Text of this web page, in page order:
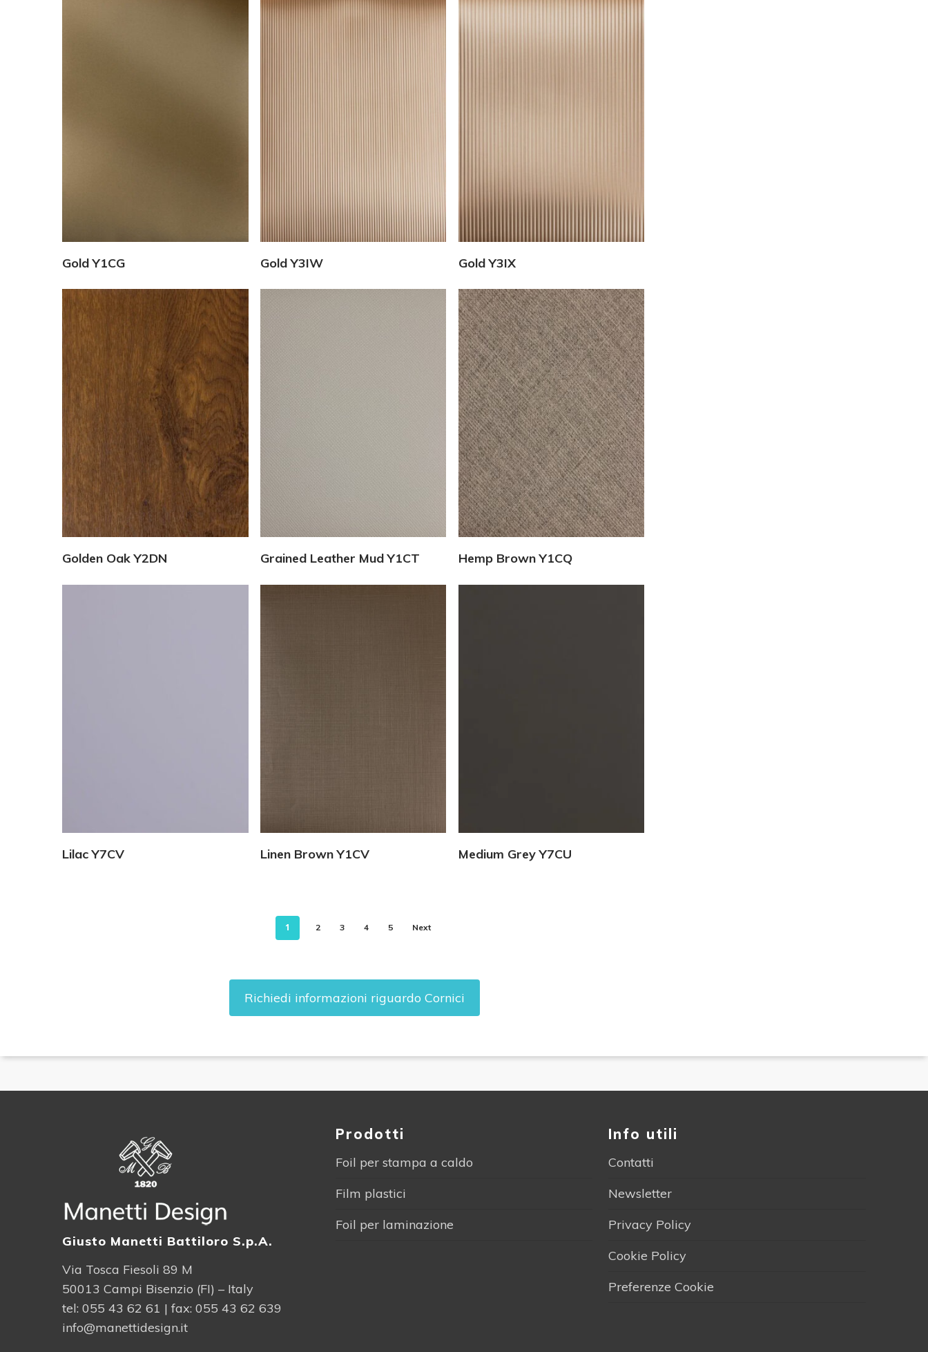
Gold Y1CG Gold Y3IW Gold Y3IX
Golden Oak Y2DN Grained Leather Mud Y1CT Hemp Brown Y1CQ
Lilac Y7CV Linen Brown Y1CV Medium Grey Y7CU
1 2 3 4 5 Next
Richiedi informazioni riguardo Cornici
Giusto Manetti Battiloro S.p.A.
Via Tosca Fiesoli 89 M
50013 Campi Bisenzio (FI) – Italy
tel: 055 43 62 61 | fax: 055 43 62 639
info@manettidesign.it
Prodotti
Foil per stampa a caldo
Film plastici
Foil per laminazione
Info utili
Contatti
Newsletter
Privacy Policy
Cookie Policy
Preferenze Cookie